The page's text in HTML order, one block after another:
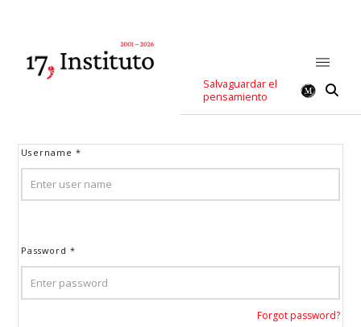
Salvaguardar el
pensamiento
Username*
Password*
Forgot password?